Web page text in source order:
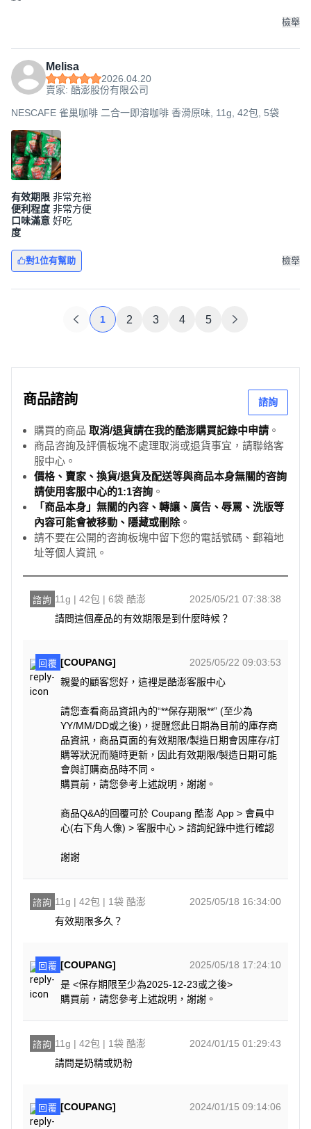
檢舉
Melisa
2026.04.20
賣家: 酷澎股份有限公司
NESCAFE 雀巢咖啡 二合一即溶咖啡 香滑原味, 11g, 42包, 5袋
有效期限 非常充裕
便利程度 非常方便
口味滿意
度
好吃
對1位有幫助 檢舉
1 2 3 4 5
商品諮詢 諮詢
購買的商品 取消/退貨請在我的酷澎購買記錄中申請 。
商品咨詢及評價板塊不處理取消或退貨事宜，請聯絡客
服中心。
價格、賣家、換貨/退貨及配送等與商品本身無關的咨詢
請使用客服中心的1:1咨詢 。
「商品本身」無關的內容、轉讓、廣告、辱罵、洗版等
內容可能會被移動、隱藏或刪除。
請不要在公開的咨詢板塊中留下您的電話號碼、郵箱地
址等個人資訊。
諮詢 11g | 42包 | 6袋 酷澎
2025/05/21 07:38:38
請問這個產品的有效期限是到什麼時候？
回覆 [COUPANG]
2025/05/22 09:03:53
親愛的顧客您好，這裡是酷澎客服中心
請您查看商品資訊內的“**保存期限**” (至少為
YY/MM/DD或之後)，提醒您此日期為目前的庫存商
品資訊，商品頁面的有效期限/製造日期會因庫存/訂
購等狀況而隨時更新，因此有效期限/製造日期可能
會與訂購商品時不同。
購買前，請您參考上述說明，謝謝。
商品Q&A的回覆可於 Coupang 酷澎 App > 會員中
心(右下角人像) > 客服中心 > 諮詢紀錄中進行確認
謝謝
諮詢 11g | 42包 | 1袋 酷澎
2025/05/18 16:34:00
有效期限多久？
回覆 [COUPANG]
2025/05/18 17:24:10
是 <保存期限至少為2025-12-23或之後>
購買前，請您參考上述說明，謝謝。
諮詢 11g | 42包 | 1袋 酷澎
2024/01/15 01:29:43
請問是奶精或奶粉
回覆 [COUPANG] 2024/01/15 09:14:06